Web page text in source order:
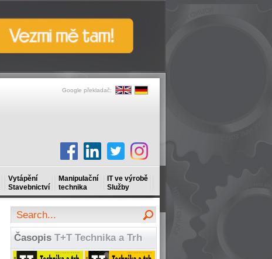
Google překladač:
Vytápění
Stavebnictví
Manipulační
technika
IT ve výrobě
Služby
Časopis T+T Technika a Trh